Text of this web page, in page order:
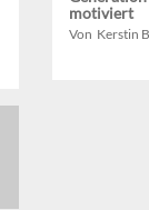
motiviert
Von Kerstin